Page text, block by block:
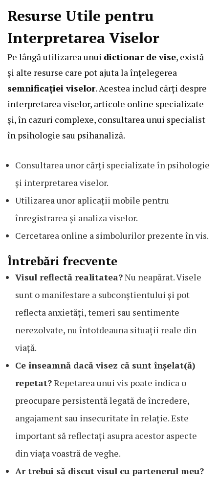
Resurse Utile pentru
Interpretarea Viselor
Pe lângă utilizarea unui dictionar de vise, există
și alte resurse care pot ajuta la înțelegerea
semnificației viselor. Acestea includ cărți despre
interpretarea viselor, articole online specializate
și, în cazuri complexe, consultarea unui specialist
în psihologie sau psihanaliză.
Consultarea unor cărți specializate în psihologie
și interpretarea viselor.
Utilizarea unor aplicații mobile pentru
înregistrarea și analiza viselor.
Cercetarea online a simbolurilor prezente în vis.
Întrebări frecvente
Visul reflectă realitatea?Nu neapărat. Visele
sunt o manifestare a subconștientului și pot
reflecta anxietăți, temeri sau sentimente
nerezolvate, nu întotdeauna situații reale din
viață.
Ce înseamnă dacă visez că sunt înșelat(ă)
repetat?Repetarea unui vis poate indica o
preocupare persistentă legată de încredere,
angajament sau insecuritate în relație. Este
important să reflectați asupra acestor aspecte
din viața voastră de veghe.
Ar trebui să discut visul cu partenerul meu?